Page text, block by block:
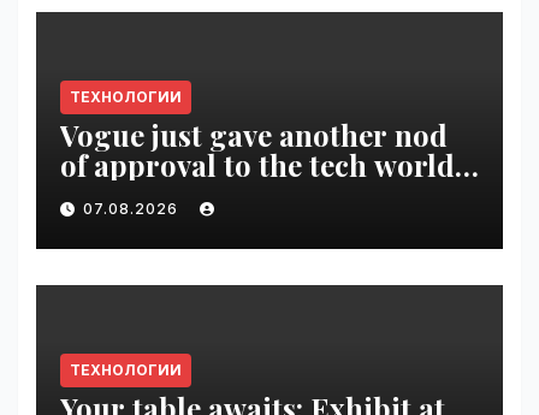
ТЕХНОЛОГИИ
Vogue just gave another nod
of approval to the tech world |
VseTime.ru
07.08.2026
ТЕХНОЛОГИИ